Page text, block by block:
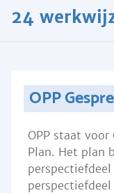
24
OPP
OPP staat
Plan. Het plan